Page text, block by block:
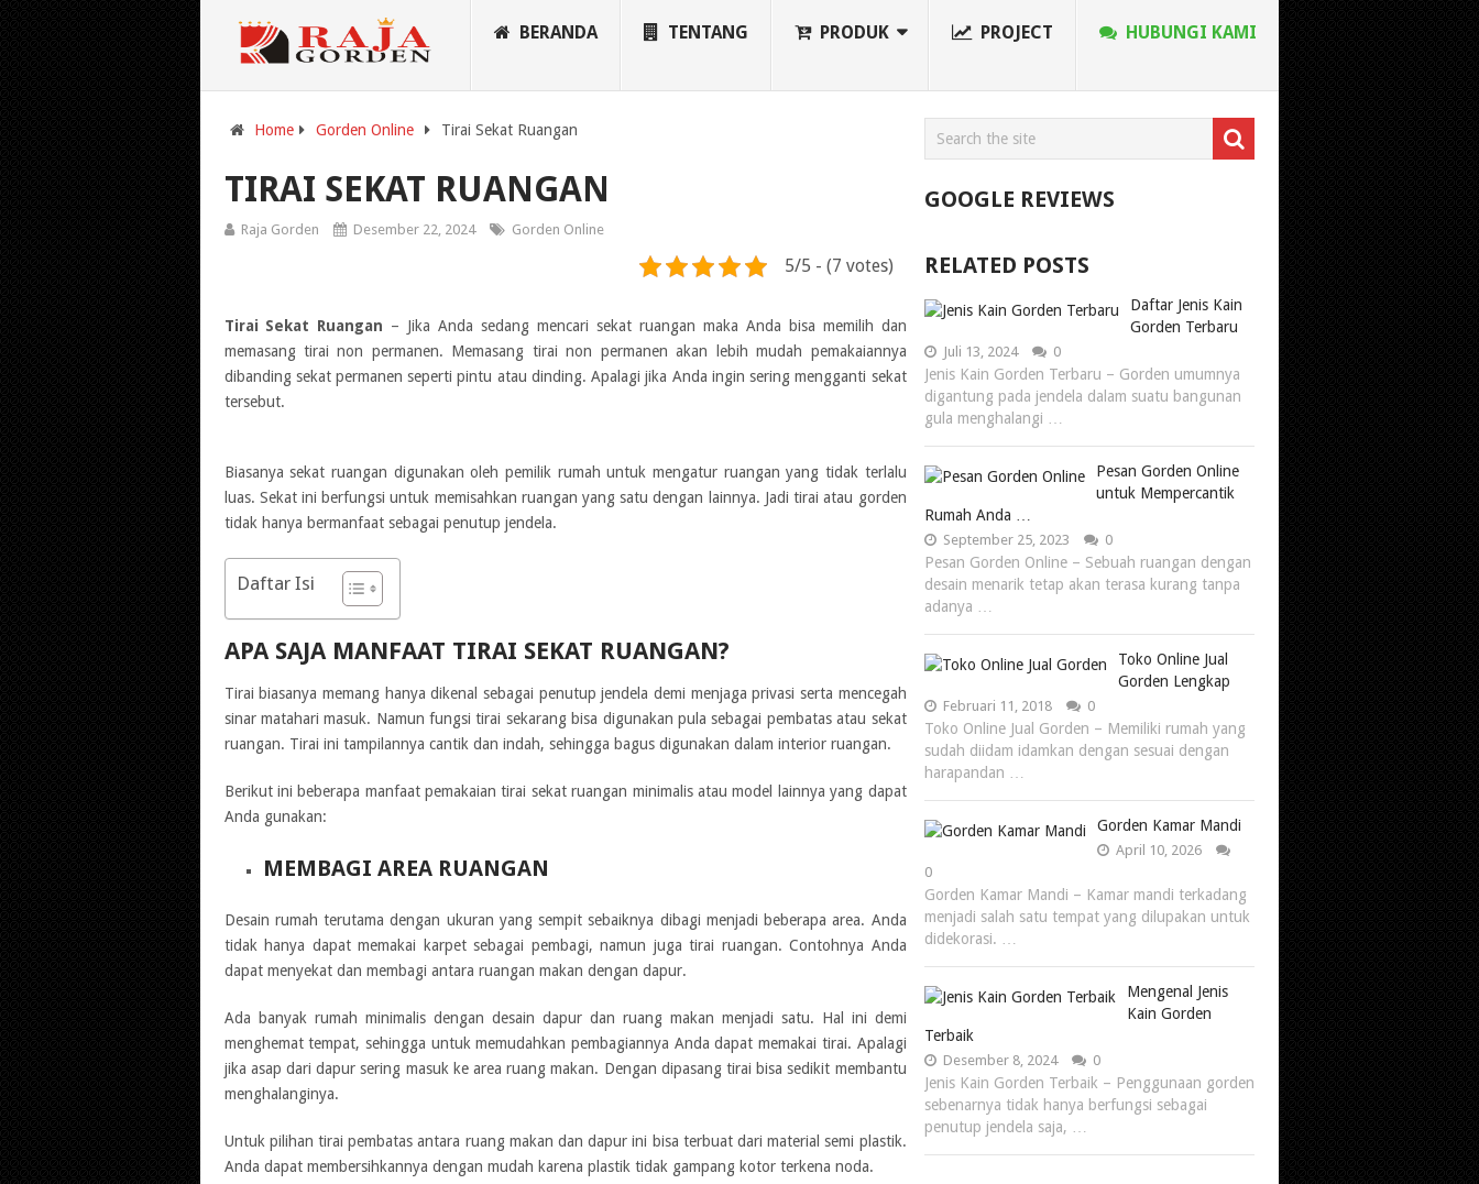
BERANDA TENTANG PRODUK PROJECT HUBUNGI KAMI
Home Gorden Online Tirai Sekat Ruangan
TIRAI SEKAT RUANGAN
Raja Gorden Desember 22, 2024 Gorden Online
5/5 - (7 votes)
Tirai Sekat Ruangan – Jika Anda sedang mencari sekat ruangan maka Anda bisa memilih dan
memasang tirai non permanen. Memasang tirai non permanen akan lebih mudah pemakaiannya
dibanding sekat permanen seperti pintu atau dinding. Apalagi jika Anda ingin sering mengganti sekat
tersebut.
Biasanya sekat ruangan digunakan oleh pemilik rumah untuk mengatur ruangan yang tidak terlalu
luas. Sekat ini berfungsi untuk memisahkan ruangan yang satu dengan lainnya. Jadi tirai atau gorden
tidak hanya bermanfaat sebagai penutup jendela.
Daftar Isi
APA SAJA MANFAAT TIRAI SEKAT RUANGAN?
Tirai biasanya memang hanya dikenal sebagai penutup jendela demi menjaga privasi serta mencegah
sinar matahari masuk. Namun fungsi tirai sekarang bisa digunakan pula sebagai pembatas atau sekat
ruangan. Tirai ini tampilannya cantik dan indah, sehingga bagus digunakan dalam interior ruangan.
Berikut ini beberapa manfaat pemakaian tirai sekat ruangan minimalis atau model lainnya yang dapat
Anda gunakan:
MEMBAGI AREA RUANGAN
Desain rumah terutama dengan ukuran yang sempit sebaiknya dibagi menjadi beberapa area. Anda
tidak hanya dapat memakai karpet sebagai pembagi, namun juga tirai ruangan. Contohnya Anda
dapat menyekat dan membagi antara ruangan makan dengan dapur.
Ada banyak rumah minimalis dengan desain dapur dan ruang makan menjadi satu. Hal ini demi
menghemat tempat, sehingga untuk memudahkan pembagiannya Anda dapat memakai tirai. Apalagi
jika asap dari dapur sering masuk ke area ruang makan. Dengan dipasang tirai bisa sedikit membantu
menghalanginya.
Untuk pilihan tirai pembatas antara ruang makan dan dapur ini bisa terbuat dari material semi plastik.
Anda dapat membersihkannya dengan mudah karena plastik tidak gampang kotor terkena noda.
GOOGLE REVIEWS
RELATED POSTS
Daftar Jenis Kain
Gorden Terbaru
Juli 13, 2024 0
Jenis Kain Gorden Terbaru – Gorden umumnya
digantung pada jendela dalam suatu bangunan
gula menghalangi …
Pesan Gorden Online
untuk Mempercantik
Rumah Anda …
September 25, 2023 0
Pesan Gorden Online – Sebuah ruangan dengan
desain menarik tetap akan terasa kurang tanpa
adanya …
Toko Online Jual
Gorden Lengkap
Februari 11, 2018 0
Toko Online Jual Gorden – Memiliki rumah yang
sudah diidam idamkan dengan sesuai dengan
harapandan …
Gorden Kamar Mandi
April 10, 2026
0
Gorden Kamar Mandi – Kamar mandi terkadang
menjadi salah satu tempat yang dilupakan untuk
didekorasi. …
Mengenal Jenis
Kain Gorden
Terbaik
Desember 8, 2024 0
Jenis Kain Gorden Terbaik – Penggunaan gorden
sebenarnya tidak hanya berfungsi sebagai
penutup jendela saja, …